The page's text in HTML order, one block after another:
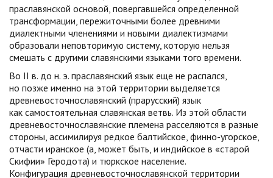
праславянской основой, повергавшейся определенной
трансформации, пережиточными более древними
диалектными членениями и новыми диалектизмами
образовали неповторимую систему, которую нельзя
смешать с другими славянскими языками того времени.
Во II в. до н. э. праславянский язык еще не распался,
но позже именно на этой территории выделяется
древневосточнославянский (прарусский) язык
как самостоятельная славянская ветвь. Из этой области
древневосточнославянские племена расселяются в разные
стороны, ассимилируя редкое балтийское, финно-угорское,
отчасти иранское (а, может быть, и индийское в «старой
Скифии» Геродота) и тюркское население.
Конфигурация древневосточнославянской территории